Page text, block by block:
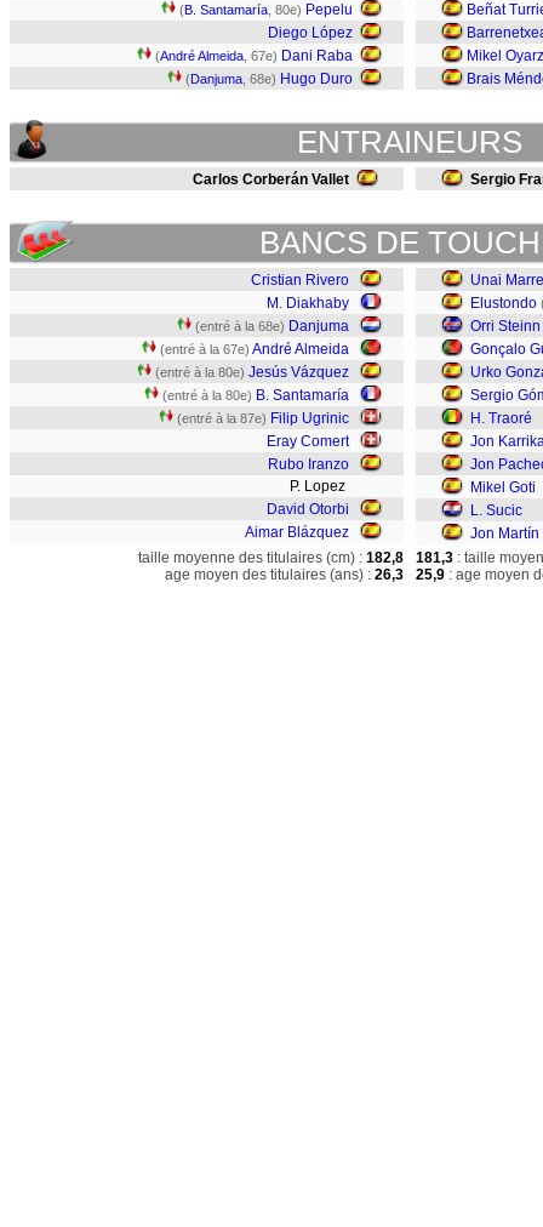
(B. Santamaría , 80e) Pepelu
Diego López
(André Almeida , 67e) Dani Raba
(Danjuma , 68e) Hugo Duro
Beñat
Mikel
Brais
ENTRAINEURS
Carlos Corberán Vallet Sergio
BANCS DE
Cristian Rivero
M. Diakhaby
(entré à la 68e) Danjuma
(entré à la 67e) André Almeida
(entré à la 80e) Jesús Vázquez
(entré à la 80e) B. Santamaría
(entré à la 87e) Filip Ugrinic
Eray Comert
Rubo Iranzo
P. Lopez
David Otorbi
Aimar Blázquez
Unai
Elustondo
Orri
Gonçalo
Urko
Sergio
H. Traoré
Jon
Jon
Mikel Goti
L. Sucic
Jon Martín
taille moyenne des titulaires (cm) : 182,8
age moyen des titulaires (ans) : 26,3
181,3 : taille
25,9 : age moyen